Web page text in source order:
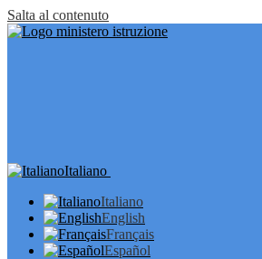
Salta al contenuto
Italiano
Italiano
English
Français
Español